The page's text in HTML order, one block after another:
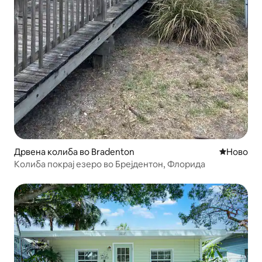
Дрвена колиба во Bradenton Ново
Ново
Колиба покрај езеро во Брејдентон, Флорида